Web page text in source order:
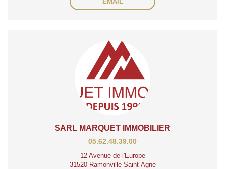
SARL MARQUET IMMOBILIER
05.62.48.39.00
12 Avenue de l'Europe
31520 Ramonville Saint-Agne